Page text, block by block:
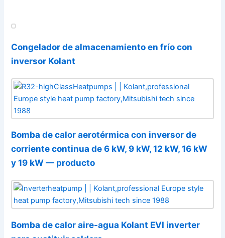
Congelador de almacenamiento en frío con
inversor Kolant
Bomba de calor aerotérmica con inversor de
corriente continua de 6 kW, 9 kW, 12 kW, 16 kW
y 19 kW — producto
Bomba de calor aire-agua Kolant EVI inverter